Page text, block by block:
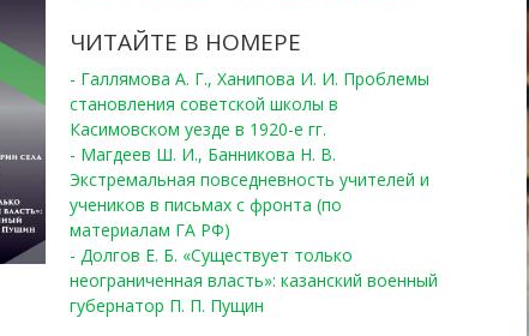
ЧИТАЙТЕ В НОМЕРЕ
- Галлямова А. Г., Ханипова И. И. Проблемы
становления советской школы в
Касимовском уезде в 1920-е гг.
- Магдеев Ш. И., Банникова Н. В.
Экстремальная повседневность учителей и
учеников в письмах с фронта (по
материалам ГА РФ)
- Долгов Е. Б. «Существует только
неограниченная власть»: казанский военный
губернатор П. П. Пущин